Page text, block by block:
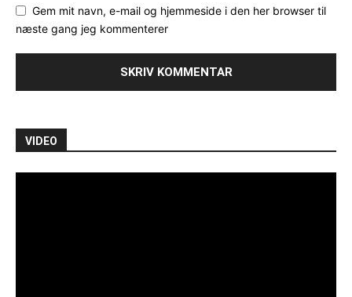
Gem mit navn, e-mail og hjemmeside i den her browser til
næste gang jeg kommenterer
VIDEO